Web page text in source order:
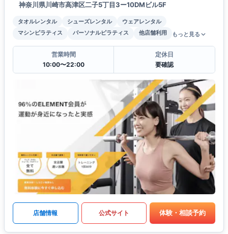
神奈川県川崎市高津区二子5丁目3ー10DMビル5F
タオルレンタル シューズレンタル
ウェアレンタル
マシンピラティス
パーソナルピラティス 他店舗利用 もっと見る
営業時間
10:00〜22:00
定休日
要確認
店舗情報 公式サイト 体験・相談予約